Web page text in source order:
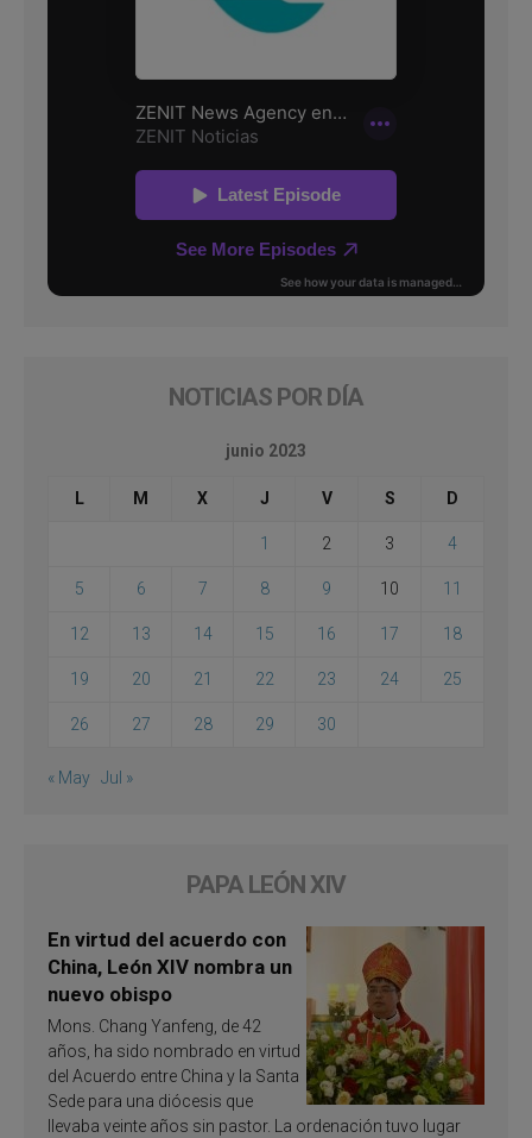
NOTICIAS POR DÍA
junio 2023
L M X J V S D
1 2 3 4
5 6 7 8 9 10 11
12 13 14 15 16 17 18
19 20 21 22 23 24 25
26 27 28 29 30
« May Jul »
PAPA LEÓN XIV
En virtud del acuerdo con
China, León XIV nombra un
nuevo obispo
Mons. Chang Yanfeng, de 42
años, ha sido nombrado en virtud
del Acuerdo entre China y la Santa
Sede para una diócesis que
llevaba veinte años sin pastor. La ordenación tuvo lugar